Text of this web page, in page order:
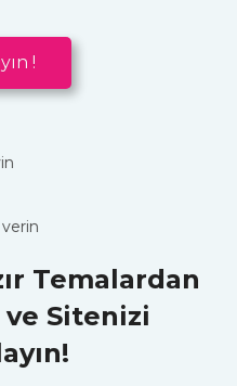
!
verin
Temalardan
Sitenizi